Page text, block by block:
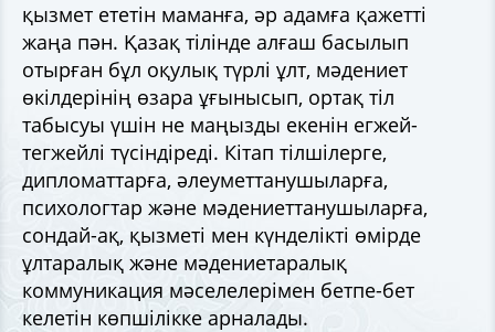
қызмет ететін маманға, әр адамға қажетті
жаңа пән. Қазақ тілінде алғаш басылып
отырған бұл оқулық түрлі ұлт, мәдениет
өкілдерінің өзара ұғынысып, ортақ тіл
табысуы үшін не маңызды екенін егжей-
тегжейлі түсіндіреді. Кітап тілшілерге,
дипломаттарға, әлеуметтанушыларға,
психологтар және мәдениеттанушыларға,
сондай-ақ, қызметі мен күнделікті өмірде
ұлтаралық және мәдениетаралық
коммуникация мәселелерімен бетпе-бет
келетін көпшілікке арналады.